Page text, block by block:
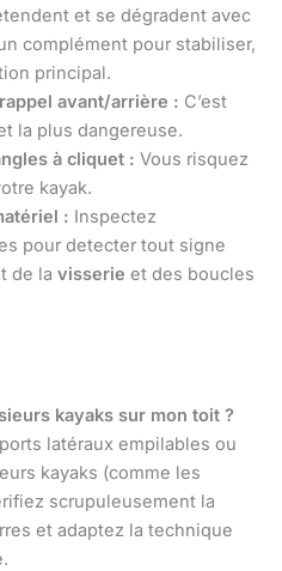
et se dégradent avec
complément pour stabiliser,
principal.
avant/arrière : C’est
la plus dangereuse.
à cliquet : Vous risquez
kayak.
: Inspectez
pour detecter tout signe
de la visserie et des boucles
kayaks sur mon toit ?
latéraux empilables ou
kayaks (comme les
scrupuleusement la
et adaptez la technique